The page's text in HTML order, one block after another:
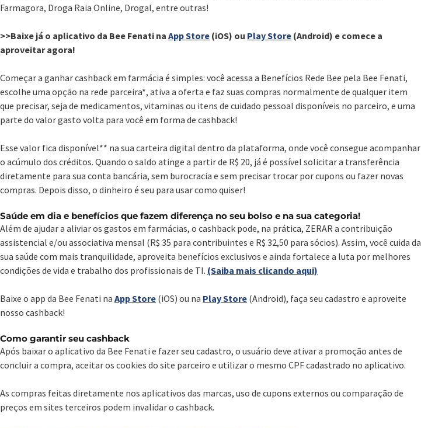
Farmagora, Droga Raia Online, Drogal, entre outras!
>>Baixe já o aplicativo da Bee Fenati na App Store (iOS) ou Play Store (Android) e comece a
aproveitar agora!
Começar a ganhar cashback em farmácia é simples: você acessa a Benefícios Rede Bee pela Bee Fenati,
escolhe uma opção na rede parceira*, ativa a oferta e faz suas compras normalmente de qualquer item
que precisar, seja de medicamentos, vitaminas ou itens de cuidado pessoal disponíveis no parceiro, e uma
parte do valor gasto volta para você em forma de cashback!
Esse valor fica disponível** na sua carteira digital dentro da plataforma, onde você consegue acompanhar
o acúmulo dos créditos. Quando o saldo atinge a partir de R$ 20, já é possível solicitar a transferência
diretamente para sua conta bancária, sem burocracia e sem precisar trocar por cupons ou fazer novas
compras. Depois disso, o dinheiro é seu para usar como quiser!
Saúde em dia e benefícios que fazem diferença no seu bolso e na sua categoria!
Além de ajudar a aliviar os gastos em farmácias, o cashback pode, na prática, ZERAR a contribuição
assistencial e/ou associativa mensal (R$ 35 para contribuintes e R$ 32,50 para sócios). Assim, você cuida da
sua saúde com mais tranquilidade, aproveita benefícios exclusivos e ainda fortalece a luta por melhores
condições de vida e trabalho dos profissionais de TI. (Saiba mais clicando aqui)
Baixe o app da Bee Fenati na App Store (iOS) ou na Play Store (Android), faça seu cadastro e aproveite
nosso cashback!
Como garantir seu cashback
Após baixar o aplicativo da Bee Fenati e fazer seu cadastro, o usuário deve ativar a promoção antes de
concluir a compra, aceitar os cookies do site parceiro e utilizar o mesmo CPF cadastrado no aplicativo.
As compras feitas diretamente nos aplicativos das marcas, uso de cupons externos ou comparação de
preços em sites terceiros podem invalidar o cashback.